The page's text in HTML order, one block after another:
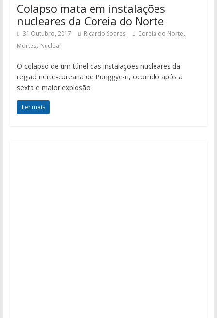
Colapso mata em instalações
nucleares da Coreia do Norte
31 Outubro, 2017 Ricardo Soares Coreia do Norte,
Mortes, Nuclear
O colapso de um túnel das instalações nucleares da
região norte-coreana de Punggye-ri, ocorrido após a
sexta e maior explosão
Ler mais